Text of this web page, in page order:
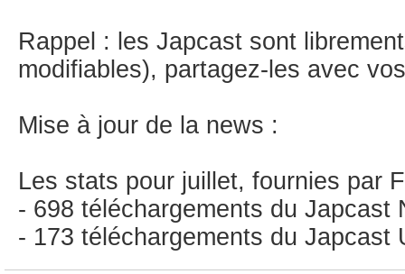
Rappel : les Japcast sont
modifiables), partagez-les avec
Mise à jour de la news :
Les stats pour juillet, fournies par
- 698 téléchargements du Japcast
- 173 téléchargements du Japcast